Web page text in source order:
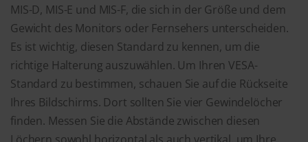
MIS-D, MIS-E und MIS-F, die sich in der Größe und dem
Gewicht des Monitors oder Fernsehers unterscheiden.
Es ist wichtig, diesen Standard zu kennen, um die
richtige Halterung auszuwählen. Um Ihren VESA-
Standard zu bestimmen, schauen Sie auf die Rückseite
Ihres Bildschirms. Dort sollten Sie vier Gewindelöcher
finden. Messen Sie die Abstände zwischen diesen